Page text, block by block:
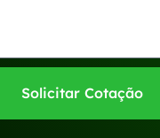
Solicitar Cotação